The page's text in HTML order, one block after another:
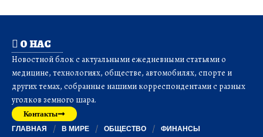
О НАС
Новостной блок с актуальными ежедневными статьями о
медицине, технологиях, обществе, автомобилях, спорте и
других темах, собранные нашими корреспондентами с разных
уголков земного шара.
Контакты
ГЛАВНАЯ В МИРЕ ОБЩЕСТВО ФИНАНСЫ